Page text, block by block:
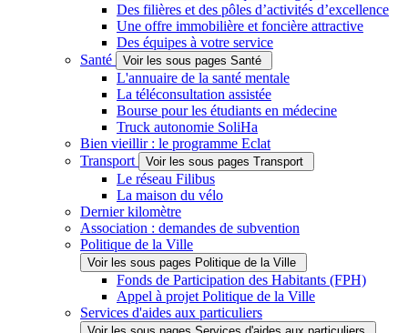
Des filières et des pôles d’activités d’excellence
Une offre immobilière et foncière attractive
Des équipes à votre service
Santé
Voir les sous pages Santé
L'annuaire de la santé mentale
La téléconsultation assistée
Bourse pour les étudiants en médecine
Truck autonomie SoliHa
Bien vieillir : le programme Eclat
Transport
Voir les sous pages Transport
Le réseau Filibus
La maison du vélo
Dernier kilomètre
Association : demandes de subvention
Politique de la Ville
Voir les sous pages Politique de la Ville
Fonds de Participation des Habitants (FPH)
Appel à projet Politique de la Ville
Services d'aides aux particuliers